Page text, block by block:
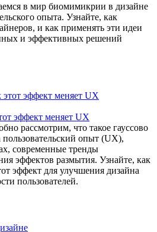
в мир биомимикрии в дизайне
опыта. Узнайте, как
и как применять эти идеи
и эффективных решений
эффект меняет UX
рассмотрим, что такое гауссово
опыт (UX),
современные тренды
эффектов размытия. Узнайте, как
эффект для улучшения дизайна
пользователей.